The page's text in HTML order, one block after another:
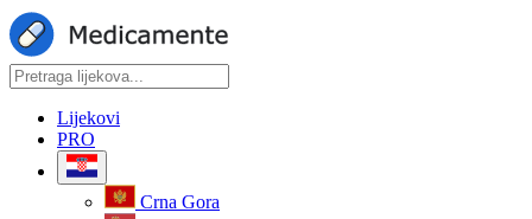
Lijekovi
PRO
Crna Gora